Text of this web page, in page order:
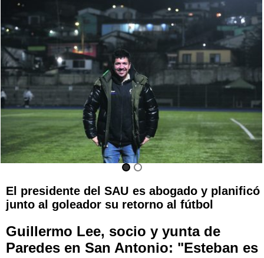
El presidente del SAU es abogado y planificó
junto al goleador su retorno al fútbol
Guillermo Lee, socio y yunta de
Paredes en San Antonio: "Esteban es